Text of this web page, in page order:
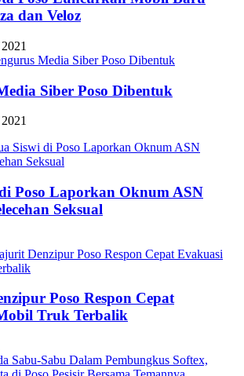
dan Veloz
Siber Poso Dibentuk
Poso Laporkan Oknum ASN
Seksual
Poso Respon Cepat
Truk Terbalik